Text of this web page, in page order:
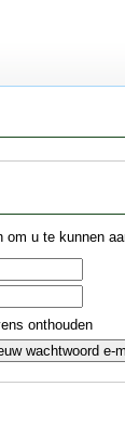
u te kunnen
onthouden